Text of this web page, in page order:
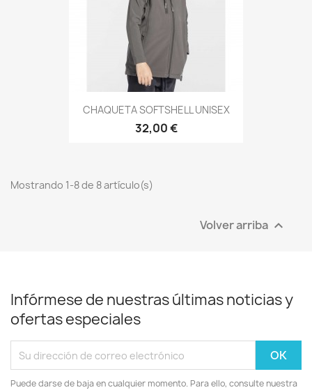
CHAQUETA SOFTSHELL UNISEX
32,00 €
Mostrando 1-8 de 8 artículo(s)
Volver arriba 
Infórmese de nuestras últimas noticias y
ofertas especiales
Puede darse de baja en cualquier momento. Para ello, consulte nuestra